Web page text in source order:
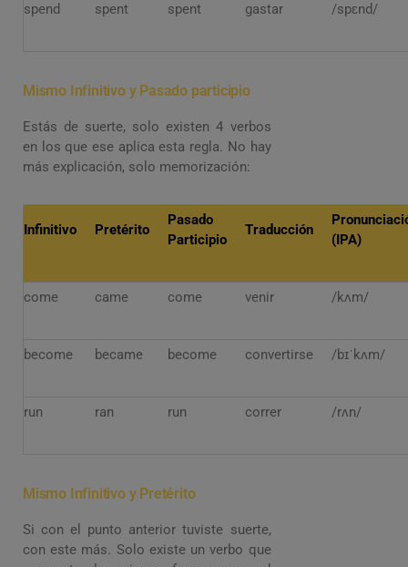
spend spent spent gastar /spɛnd/
Mismo Infinitivo y Pasado participio
Estás de suerte, solo existen 4 verbos
en los que ese aplica esta regla. No hay
más explicación, solo memorización:
Infinitivo Pretérito
Pasado
Participio
Traducción
(IPA)
come came come venir /kʌm/
become became become convertirse /bɪˈkʌm/
run ran run correr /rʌn/
Mismo Infinitivo y Pretérito
Si con el punto anterior tuviste suerte,
con este más. Solo existe un verbo que